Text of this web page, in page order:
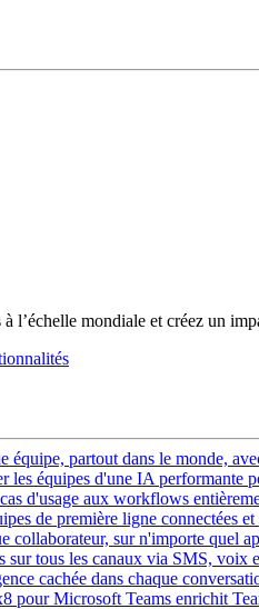
l’échelle mondiale et créez un
équipe, partout dans le monde,
les équipes d'une IA performante
d'usage aux workflows
de première ligne connectées
collaborateur, sur n'importe quel
sur tous les canaux via SMS, voix
cachée dans chaque
pour Microsoft Teams enrichit